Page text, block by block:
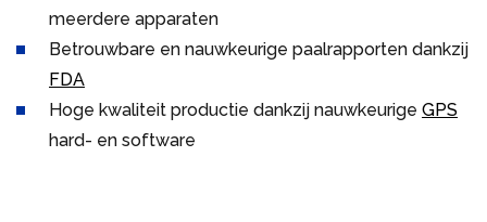
meerdere apparaten
Betrouwbare en nauwkeurige paalrapporten dankzij
FDA
Hoge kwaliteit productie dankzij nauwkeurige GPS
hard- en software